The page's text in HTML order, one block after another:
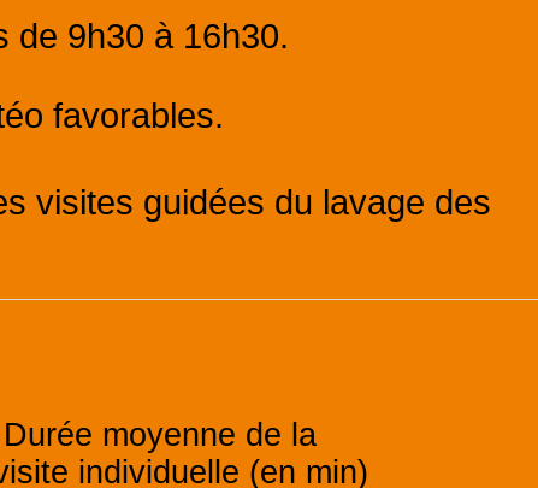
de 9h30 à 16h30.
favorables.
visites guidées du lavage des
Durée moyenne de la
individuelle (en min)